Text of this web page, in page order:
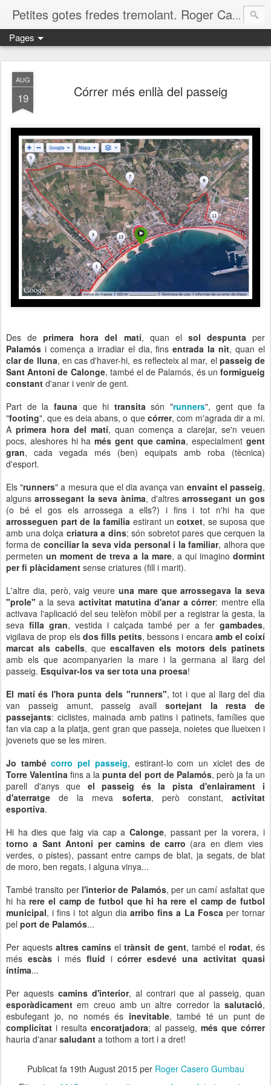
Petites gotes fredes tremolant. Roger Casero Gumbau. Girona
Pages
AUG
19 Córrer més enllà del passeig
Des deprimera hora del matí, quan el sol despunta per
Palamós i comença a irradiar el dia, finsentrada la nit, quan el
clar de lluna, en cas d'haver-hi, es reflecteix al mar, el passeig de
Sant Antoni de Calonge, també el de Palamós, és unformigueig
constant d'anar i venir de gent.
Part de la fauna que hi transita són "runners", gent que fa
"footing", que es deia abans, o que córrer, com m'agrada dir a mi.
A primera hora del matí, quan comença a clarejar, se'n veuen
pocs, aleshores hi hamés gent que camina, especialmentgent
gran, cada vegada més (ben) equipats amb roba (tècnica)
d'esport.
Els "runners" a mesura que el dia avança van envaint el passeig,
algunsarrossegant la seva ànima, d'altresarrossegant un gos
(o bé el gos els arrossega a ells?) i fins i tot n'hi ha que
arrosseguen part de la família estirant uncotxet, se suposa que
amb una dolça criatura a dins; són sobretot pares que cerquen la
forma de conciliar la seva vida personal i la familiar, alhora que
permetenun moment de treva a la mare, a qui imaginodormint
per fi plàcidament sense criatures (fill i marit).
L'altre dia, però, vaig veure una mare que arrossegava la seva
"prole" a la seva activitat matutina d'anar a córrer: mentre ella
activava l'aplicació del seu telèfon mòbil per a registrar la gesta, la
seva filla gran, vestida i calçada també per a fer gambades,
vigilava de prop els dos fills petits, bessons i encara amb el coixí
marcat als cabells, que escalfaven els motors dels patinets
amb els que acompanyarien la mare i la germana al llarg del
passeig. Esquivar-los va ser tota una proesa!
El matí és l'hora punta dels "runners", tot i que al llarg del dia
van passeig amunt, passeig avall sortejant la resta de
passejants: ciclistes, mainada amb patins i patinets, famílies que
fan via cap a la platja, gent gran que passeja, noietes que llueixen i
jovenets que se les miren.
Jo tambécorro pel passeig, estirant-lo com un xiclet des de
Torre Valentina fins a lapunta del port de Palamós, però ja fa un
parell d'anys que el passeig és la pista d'enlairament i
d'aterratge de la meva soferta, però constant,activitat
esportiva.
Hi ha dies quefaig via cap a Calonge, passant per la vorera, i
torno a Sant Antoni per camins de carro (ara en diem vies
verdes, o pistes), passant entre camps de blat, ja segats, de blat
de moro, ben regats, i alguna vinya...
També transito per l'interior de Palamós, per un camí asfaltat que
hi harere el camp de futbol que hi ha rere el camp de futbol
municipal, i fins i tot algun diaarribo fins a La Fosca per tornar
pel port de Palamós...
Per aquestsaltres camins el trànsit de gent, també el rodat, és
més escàsi més fluid icórrer esdevé una activitat quasi
íntima...
Per aquests camins d'interior, al contrari que al passeig, quan
esporàdicament em creuo amb un altre corredor la salutació,
esbufegant jo, no només és inevitable, també té un punt de
complicitat i resultaencoratjadora; al passeig, més que córrer
hauria d'anar saludant a tothom a tort i a dret!
Publicat fa 19th August 2015per Roger Casero Gumbau